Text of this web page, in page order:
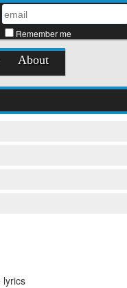
Remember me
About
lyrics